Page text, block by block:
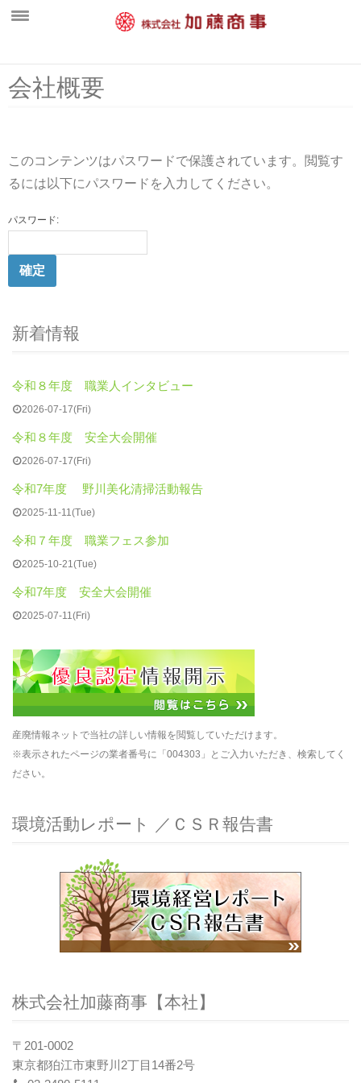
新着情報
中間処理工場
営業案内
一般廃棄物部門
水処理施設・維持管理部門
産業廃棄物部門
採用情報
会社概要
このコンテンツはパスワードで保護されています。閲覧す
るには以下にパスワードを入力してください。
パスワード:
新着情報
令和８年度 職業人インタビュー
2026-07-17(Fri)
令和８年度 安全大会開催
2026-07-17(Fri)
令和7年度 野川美化清掃活動報告
2025-11-11(Tue)
令和７年度 職業フェス参加
2025-10-21(Tue)
令和7年度 安全大会開催
2025-07-11(Fri)
産廃情報ネットで当社の詳しい情報を閲覧していただけます。
※表示されたページの業者番号に「004303」とご入力いただき、検索してく
ださい。
環境活動レポート ／ＣＳＲ報告書
株式会社加藤商事【本社】
〒201-0002
東京都狛江市東野川2丁目14番2号